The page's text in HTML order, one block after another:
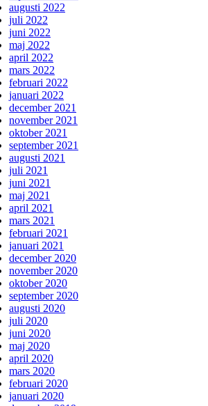
augusti 2022
juli 2022
juni 2022
maj 2022
april 2022
mars 2022
februari 2022
januari 2022
december 2021
november 2021
oktober 2021
september 2021
augusti 2021
juli 2021
juni 2021
maj 2021
april 2021
mars 2021
februari 2021
januari 2021
december 2020
november 2020
oktober 2020
september 2020
augusti 2020
juli 2020
juni 2020
maj 2020
april 2020
mars 2020
februari 2020
januari 2020